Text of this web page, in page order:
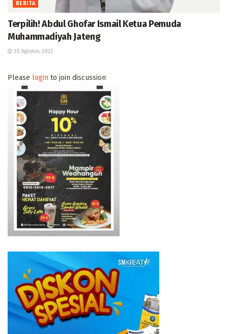
BERITA
Terpilih! Abdul Ghofar Ismail Ketua Pemuda
Muhammadiyah Jateng
30 Agustus, 2023
Please login to join discussion